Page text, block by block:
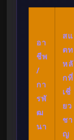
อา
ชีพ
/
กา
รพั
ฒ
นา
สแ
ตท
หลั
กที่
เชี่
ยว
ชา
ญ